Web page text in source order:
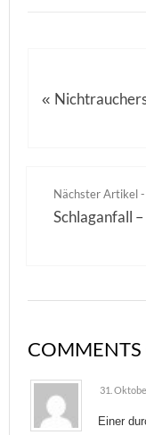
«
Nächster Artikel -
Schlaganfall
COMMENTS
31.
Einer